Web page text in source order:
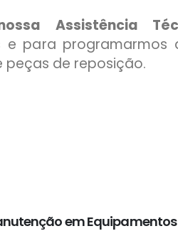
Assistência
e para programarmos
peças de reposição.
em Equipamentos